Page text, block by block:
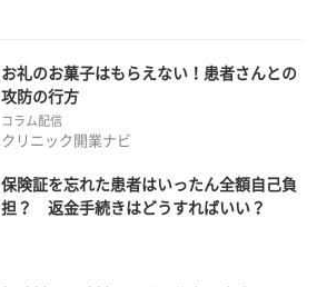
お礼のお菓子はもらえない！患者さんとの
攻防の行方
コラム配信
クリニック開業ナビ
保険証を忘れた患者はいったん全額自己負
担？ 返金手続きはどうすればいい？